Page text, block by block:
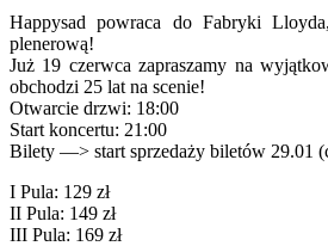
Happysad powraca do Fabryki
plenerową!
Już 19 czerwca zapraszamy na
obchodzi 25 lat na scenie!
Otwarcie drzwi: 18:00
Start koncertu: 21:00
Bilety —> start sprzedaży biletów 29.01
I Pula: 129 zł
II Pula: 149 zł
III Pula: 169 zł